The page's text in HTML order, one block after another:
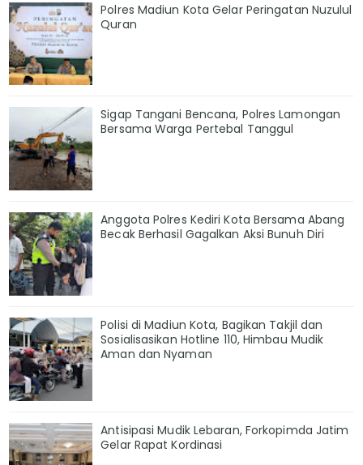
Polres Madiun Kota Gelar Peringatan Nuzulul
Quran
Sigap Tangani Bencana, Polres Lamongan
Bersama Warga Pertebal Tanggul
Anggota Polres Kediri Kota Bersama Abang
Becak Berhasil Gagalkan Aksi Bunuh Diri
Polisi di Madiun Kota, Bagikan Takjil dan
Sosialisasikan Hotline 110, Himbau Mudik
Aman dan Nyaman
Antisipasi Mudik Lebaran, Forkopimda Jatim
Gelar Rapat Kordinasi